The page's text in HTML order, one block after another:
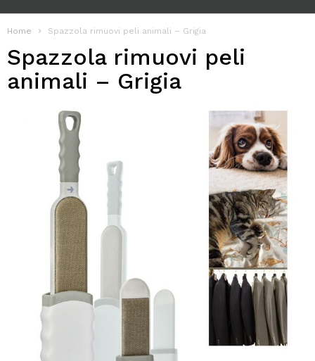
Home Spazzola rimuovi peli animali – Grigia
Spazzola rimuovi peli
animali – Grigia